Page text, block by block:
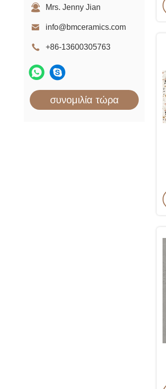
Mrs. Jenny Jian
info@bmceramics.com
+86-13600305763
συνομιλία τώρα